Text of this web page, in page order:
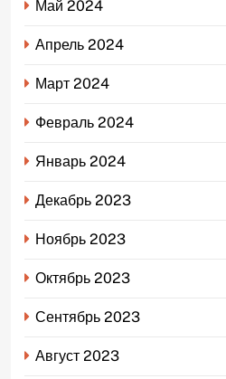
Май 2024
Апрель 2024
Март 2024
Февраль 2024
Январь 2024
Декабрь 2023
Ноябрь 2023
Октябрь 2023
Сентябрь 2023
Август 2023